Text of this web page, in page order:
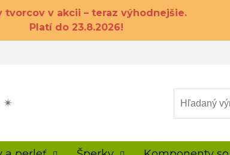
tvorcov v akcii – teraz výhodnejšie.
Platí do 23.8.2026!
✴